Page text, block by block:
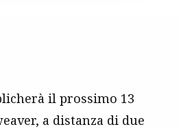
il prossimo 13
a distanza di due